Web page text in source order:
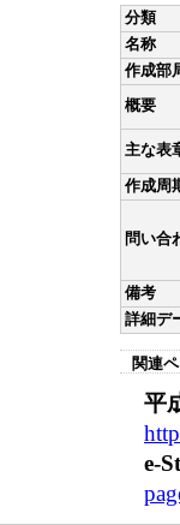
分類
名称
作成部
概要
主な表
作成周
問い合
備考
詳細デ
関連
平
e-